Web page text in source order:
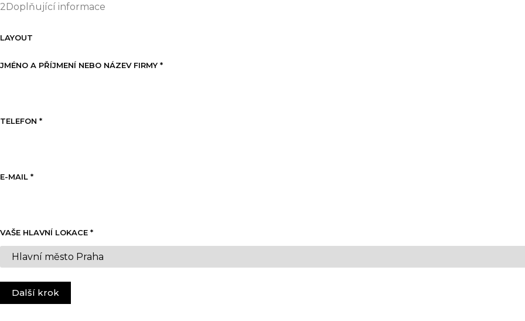
2 Doplňující informace
LAYOUT
JMÉNO A PŘÍJMENÍ NEBO NÁZEV FIRMY *
TELEFON *
E-MAIL *
VAŠE HLAVNÍ LOKACE *
Další krok